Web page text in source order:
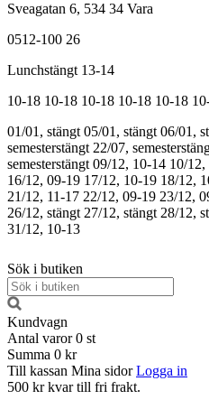
Sveagatan 6, 534 34 Vara
0512-100 26
Lunchstängt 13-14
10-18 10-18 10-18 10-18 10-18
01/01, stängt 05/01, stängt 06/01,
semesterstängt 22/07,
semesterstängt 09/12, 10-14 10/12,
16/12, 09-19 17/12, 10-19 18/12,
21/12, 11-17 22/12, 09-19 23/12,
26/12, stängt 27/12, stängt 28/12,
31/12, 10-13
Sök i butiken
Kundvagn
Antal varor 0 st
Summa 0 kr
Till kassan Mina sidor Logga in
500 kr kvar till fri frakt.